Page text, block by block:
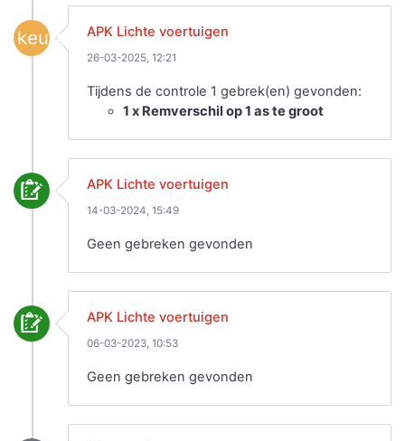
keuring APK Lichte voertuigen
26-03-2025, 12:21
Tijdens de controle 1 gebrek(en) gevonden:
1 x Remverschil op 1 as te groot
APK Lichte voertuigen
14-03-2024, 15:49
Geen gebreken gevonden
APK Lichte voertuigen
06-03-2023, 10:53
Geen gebreken gevonden